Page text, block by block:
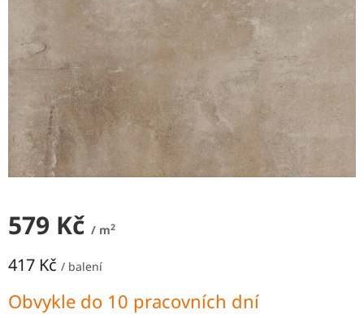
NEJLEVNĚJŠÍ
OBKLADY
SÉRIE
OBKLADŮ
DLAŽEB
Naše
prodejna
Značky
Přihlášení
579 Kč / m2
417 Kč / balení
cena:
Obvykle do 10 pracovních dní